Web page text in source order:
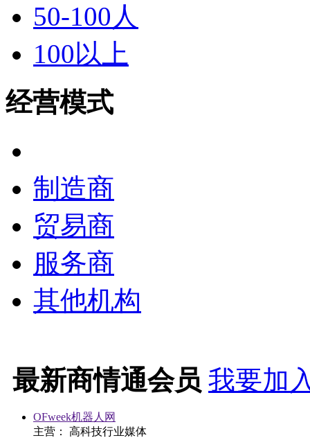
50-100人
100以上
经营模式
制造商
贸易商
服务商
其他机构
最新商情通会员 我要加
OFweek机器人网
主营： 高科技行业媒体